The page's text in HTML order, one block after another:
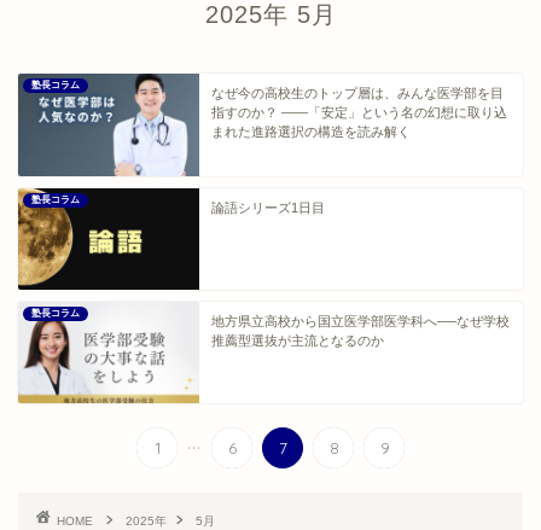
2025年 5月
塾長コラム
なぜ今の高校生のトップ層は、みんな医学部を目
指すのか？ ――「安定」という名の幻想に取り込
まれた進路選択の構造を読み解く
塾長コラム
論語シリーズ1日目
塾長コラム
地方県立高校から国立医学部医学科へ──なぜ学校
推薦型選抜が主流となるのか
1 ... 6 7 8 9
HOME 2025年 5月